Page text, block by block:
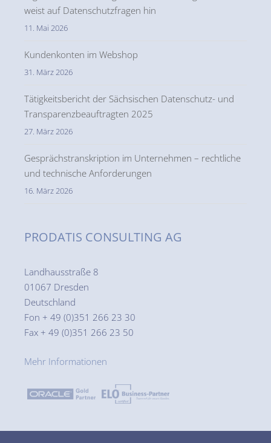
weist auf Datenschutzfragen hin
11. Mai 2026
Kundenkonten im Webshop
31. März 2026
Tätigkeitsbericht der Sächsischen Datenschutz- und
Transparenzbeauftragten 2025
27. März 2026
Gesprächstranskription im Unternehmen – rechtliche
und technische Anforderungen
16. März 2026
PRODATIS CONSULTING AG
Landhausstraße 8
01067 Dresden
Deutschland
Fon + 49 (0)351 266 23 30
Fax + 49 (0)351 266 23 50
Mehr Informationen